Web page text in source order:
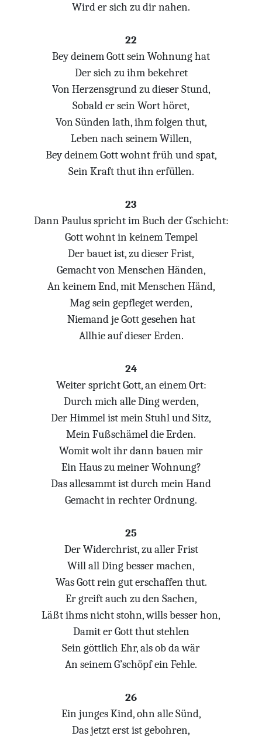
Wird er sich zu dir nahen.
22
Bey deinem Gott sein Wohnung hat
Der sich zu ihm bekehret
Von Herzensgrund zu dieser Stund,
Sobald er sein Wort höret,
Von Sünden lath, ihm folgen thut,
Leben nach seinem Willen,
Bey deinem Gott wohnt früh und spat,
Sein Kraft thut ihn erfüllen.
23
Dann Paulus spricht im Buch der G`schicht:
Gott wohnt in keinem Tempel
Der bauet ist, zu dieser Frist,
Gemacht von Menschen Händen,
An keinem End, mit Menschen Händ,
Mag sein gepfleget werden,
Niemand je Gott gesehen hat
Allhie auf dieser Erden.
24
Weiter spricht Gott, an einem Ort:
Durch mich alle Ding werden,
Der Himmel ist mein Stuhl und Sitz,
Mein Fußschämel die Erden.
Womit wolt ihr dann bauen mir
Ein Haus zu meiner Wohnung?
Das allesammt ist durch mein Hand
Gemacht in rechter Ordnung.
25
Der Widerchrist, zu aller Frist
Will all Ding besser machen,
Was Gott rein gut erschaffen thut.
Er greift auch zu den Sachen,
Läßt ihms nicht stohn, wills besser hon,
Damit er Gott thut stehlen
Sein göttlich Ehr, als ob da wär
An seinem G’schöpf ein Fehle.
26
Ein junges Kind, ohn alle Sünd,
Das jetzt erst ist gebohren,